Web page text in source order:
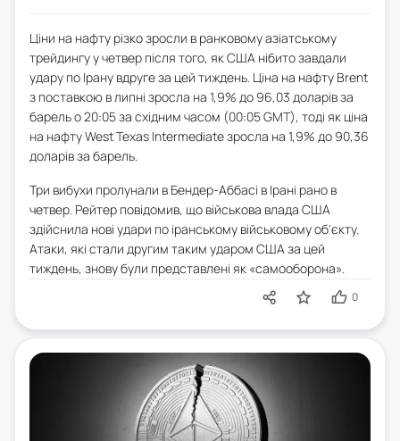
Ціни на нафту різко зросли в ранковому азіатському
трейдингу у четвер після того, як США нібито завдали
удару по Ірану вдруге за цей тиждень. Ціна на нафту Brent
з поставкою в липні зросла на 1,9% до 96,03 доларів за
барель о 20:05 за східним часом (00:05 GMT), тоді як ціна
на нафту West Texas Intermediate зросла на 1,9% до 90,36
доларів за барель.
Три вибухи пролунали в Бендер-Аббасі в Ірані рано в
четвер. Рейтер повідомив, що військова влада США
здійснила нові удари по іранському військовому об'єкту.
Атаки, які стали другим таким ударом США за цей
тиждень, знову були представлені як «самооборона».
0